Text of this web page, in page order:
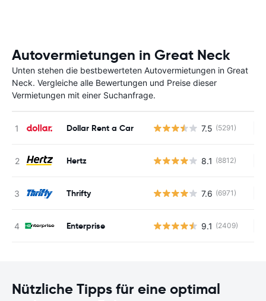
Autovermietungen in Great Neck
Unten stehen die bestbewerteten Autovermietungen in Great
Neck. Vergleiche alle Bewertungen und Preise dieser
Vermietungen mit einer Suchanfrage.
Dollar Rent a Car 7.5 (5291)
Hertz 8.1 (8812)
Thrifty 7.6 (6971)
Enterprise 9.1 (2409)
Nützliche Tipps für eine optimal